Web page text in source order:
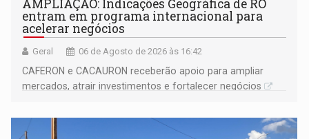
AMPLIAÇÃO: Indicações Geográfica de RO
entram em programa internacional para
acelerar negócios
Geral 06 de Agosto de 2026 às 16:42
CAFERON e CACAURON receberão apoio para ampliar
mercados, atrair investimentos e fortalecer negócios